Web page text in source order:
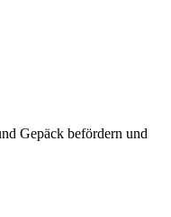
Gepäck befördern und